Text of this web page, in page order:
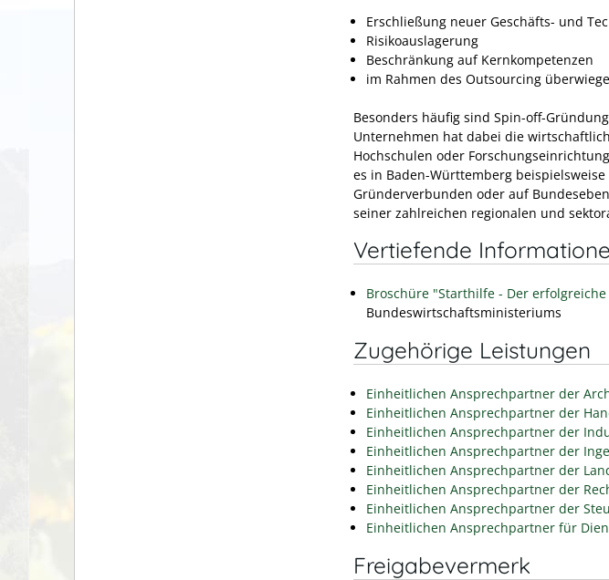
Erschließung neuer Geschäfts- und
Risikoauslagerung
Beschränkung auf Kernkompetenzen
im Rahmen des Outsourcing
Besonders häufig sind Spin-off-
Unternehmen hat dabei die
Hochschulen oder
es in Baden-Württemberg
Gründerverbunden oder auf
seiner zahlreichen regionalen und
Vertiefende
Broschüre "Starthilfe - Der
Bundeswirtschaftsministeriums
Zugehörige Leistungen
Einheitlichen Ansprechpartner der
Einheitlichen Ansprechpartner der
Einheitlichen Ansprechpartner der
Einheitlichen Ansprechpartner der
Einheitlichen Ansprechpartner der
Einheitlichen Ansprechpartner der
Einheitlichen Ansprechpartner der
Einheitlichen Ansprechpartner für
Freigabevermerk